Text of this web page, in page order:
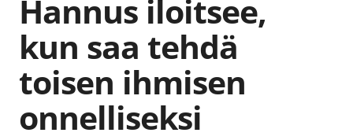
Hannus iloitsee,
kun saa tehdä
toisen ihmisen
onnelliseksi